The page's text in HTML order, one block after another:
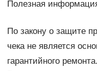
Полезная
По закону о защите
чека не является
гарантийного ремонта.